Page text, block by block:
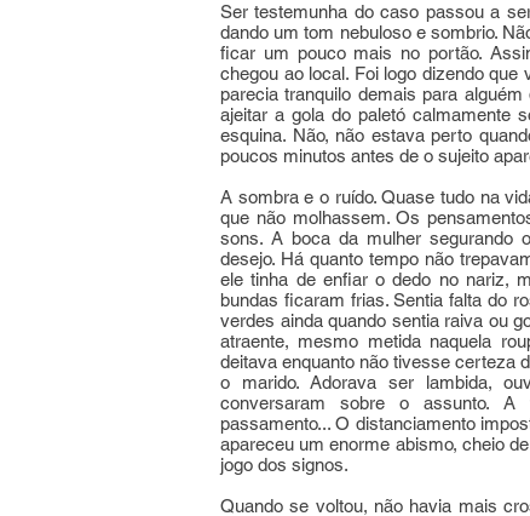
Ser testemunha do caso passou a
dando um tom nebuloso e sombrio.
ficar um pouco mais no portão.
chegou ao local. Foi logo dizendo
parecia tranquilo demais para
ajeitar a gola do paletó calmamente
esquina. Não, não estava perto
poucos minutos antes de o sujeito
A sombra e o ruído. Quase tudo na
que não molhassem. Os
sons. A boca da mulher segurando
desejo. Há quanto tempo não
ele tinha de enfiar o dedo no nariz,
bundas ficaram frias. Sentia falta do
verdes ainda quando sentia raiva ou
atraente, mesmo metida naquela
deitava enquanto não tivesse certeza
o marido. Adorava ser lambida,
conversaram sobre o assunto. A
passamento... O distanciamento
apareceu um enorme abismo, cheio
jogo dos signos.
Quando se voltou, não havia mais